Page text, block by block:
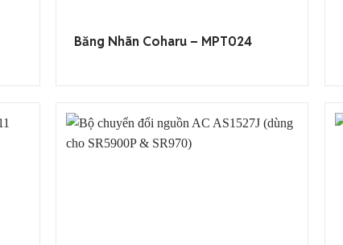
Băng Nhãn Coharu – MPT024